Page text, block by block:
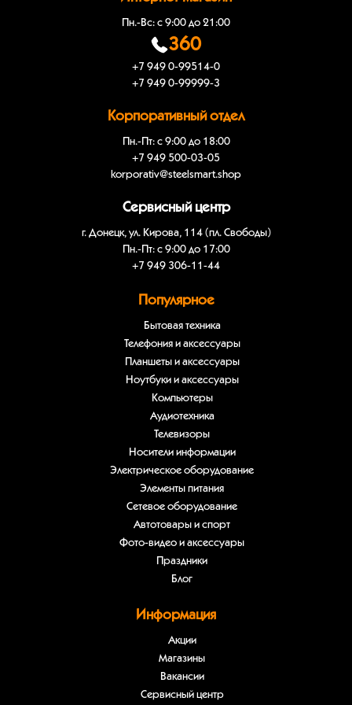
Пн.-Вс: с 9:00 до 21:00
360
+7 949 0-99514-0
+7 949 0-99999-3
Корпоративный отдел
Пн.-Пт: с 9:00 до 18:00
+7 949 500-03-05
korporativ@steelsmart.shop
Сервисный центр
г. Донецк, ул. Кирова, 114 (пл. Свободы)
Пн.-Пт: с 9:00 до 17:00
+7 949 306-11-44
Популярное
Бытовая техника
Телефония и аксессуары
Планшеты и аксессуары
Ноутбуки и аксессуары
Компьютеры
Аудиотехника
Телевизоры
Носители информации
Электрическое оборудование
Элементы питания
Сетевое оборудование
Автотовары и спорт
Фото-видео и аксессуары
Праздники
Блог
Информация
Акции
Магазины
Вакансии
Сервисный центр